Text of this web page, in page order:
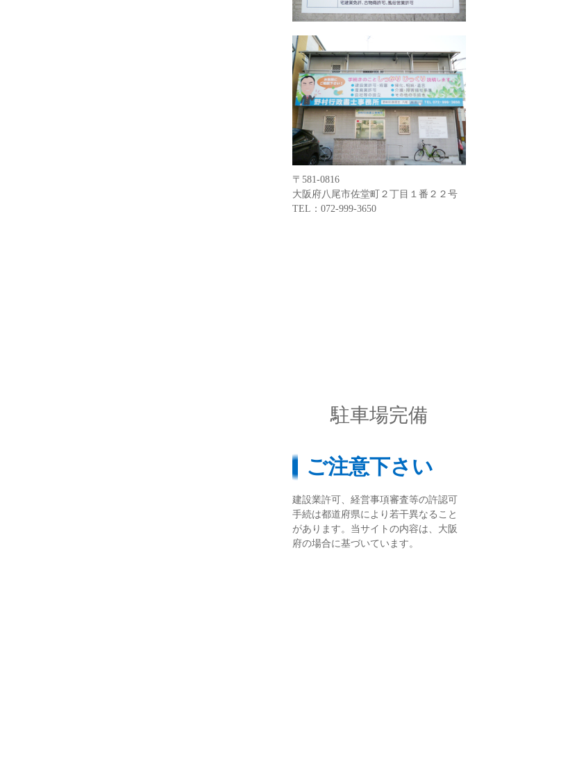
〒581-0816
大阪府八尾市佐堂町２丁目１番２２号
TEL：072-999-3650
駐車場完備
ご注意下さい
建設業許可、経営事項審査等の許認可
手続は都道府県により若干異なること
があります。当サイトの内容は、大阪
府の場合に基づいています。